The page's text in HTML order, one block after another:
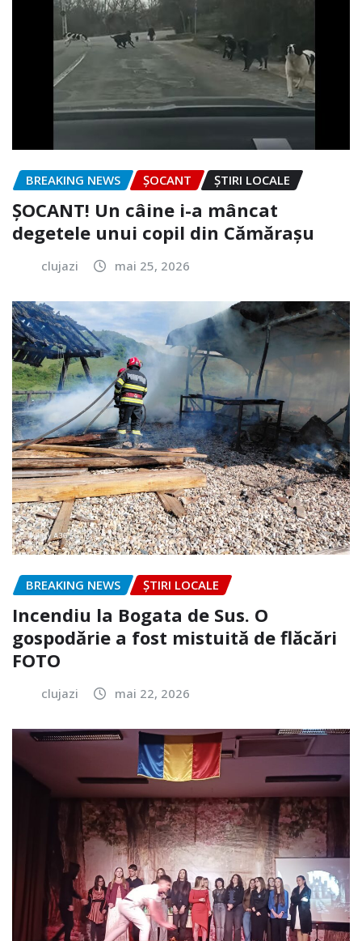
BREAKING NEWS ȘOCANT ȘTIRI LOCALE
ȘOCANT! Un câine i-a mâncat
degetele unui copil din Cămărașu
clujazi mai 25, 2026
BREAKING NEWS ȘTIRI LOCALE
Incendiu la Bogata de Sus. O
gospodărie a fost mistuită de flăcări
FOTO
clujazi mai 22, 2026